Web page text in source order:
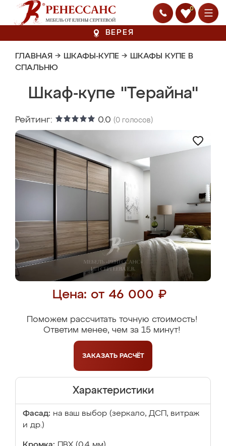
0
ВЕРЕЯ
ГЛАВНАЯ → ШКАФЫ-КУПЕ → ШКАФЫ КУПЕ В
СПАЛЬНЮ
Шкаф-купе "Терайна"
Рейтинг: 0.0 (0 голосов)
Цена: от 46 000 ₽
Поможем рассчитать точную стоимость!
Ответим менее, чем за 15 минут!
ЗАКАЗАТЬ РАСЧЁТ
Характеристики
Фасад: на ваш выбор (зеркало, ДСП, витраж
и др.)